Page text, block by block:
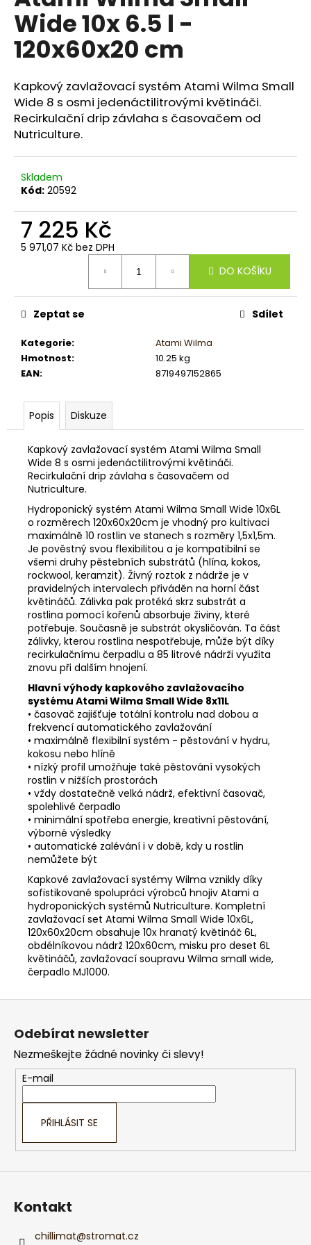
0,0
z
5
hvězdiček.
Wide 10x 6.5 l -
120x60x20 cm
Kapkový zavlažovací systém Atami Wilma Small
Wide 8 s osmi jedenáctilitrovými květináči.
Recirkulační drip závlaha s časovačem od
Nutriculture.
Skladem
Kód: 20592
7 225 Kč
5 971,07 Kč bez DPH
DO KOŠÍKU
Kategorie:
Atami Wilma
Hmotnost:
10.25 kg
EAN: 8719497152865
Zeptat se Sdílet
Popis Diskuze
Kapkový zavlažovací systém Atami Wilma Small
Wide 8 s osmi jedenáctilitrovými květináči.
Recirkulační drip závlaha s časovačem od
Nutriculture.
Hydroponický systém Atami Wilma Small Wide 10x6L
o rozměrech 120x60x20cm je vhodný pro kultivaci
maximálně 10 rostlin ve stanech s rozměry 1,5x1,5m.
Je pověstný svou flexibilitou a je kompatibilní se
všemi druhy pěstebních substrátů (hlína, kokos,
rockwool, keramzit). Živný roztok z nádrže je v
pravidelných intervalech přiváděn na horní část
květináčů. Zálivka pak protéká skrz substrát a
rostlina pomocí kořenů absorbuje živiny, které
potřebuje. Současně je substrát okysličován. Ta část
zálivky, kterou rostlina nespotřebuje, může být díky
recirkulačnímu čerpadlu a 85 litrové nádrži využita
znovu při dalším hnojení.
Hlavní výhody kapkového zavlažovacího
systému Atami Wilma Small Wide 8x11L
• časovač zajišťuje totální kontrolu nad dobou a
frekvencí automatického zavlažování
• maximálně flexibilní systém - pěstování v hydru,
kokosu nebo hlíně
• nízký profil umožňuje také pěstování vysokých
rostlin v nižších prostorách
• vždy dostatečně velká nádrž, efektivní časovač,
spolehlivé čerpadlo
• minimální spotřeba energie, kreativní pěstování,
výborné výsledky
• automatické zalévání i v době, kdy u rostlin
nemůžete být
Kapkové zavlažovací systémy Wilma vznikly díky
sofistikované spolupráci výrobců hnojiv Atami a
hydroponických systémů Nutriculture. Kompletní
zavlažovací set Atami Wilma Small Wide 10x6L,
120x60x20cm obsahuje 10x hranatý květináč 6L,
obdélníkovou nádrž 120x60cm, misku pro deset 6L
květináčů, zavlažovací soupravu Wilma small wide,
čerpadlo MJ1000.
a
j
í
?
HLEDAT
D
p
u
č
e
m
Z
Odebírat newsletter
Nezmeškejte žádné novinky či slevy!
E-mail
PŘIHLÁSIT SE
Kontakt
chillimat@stromat.cz